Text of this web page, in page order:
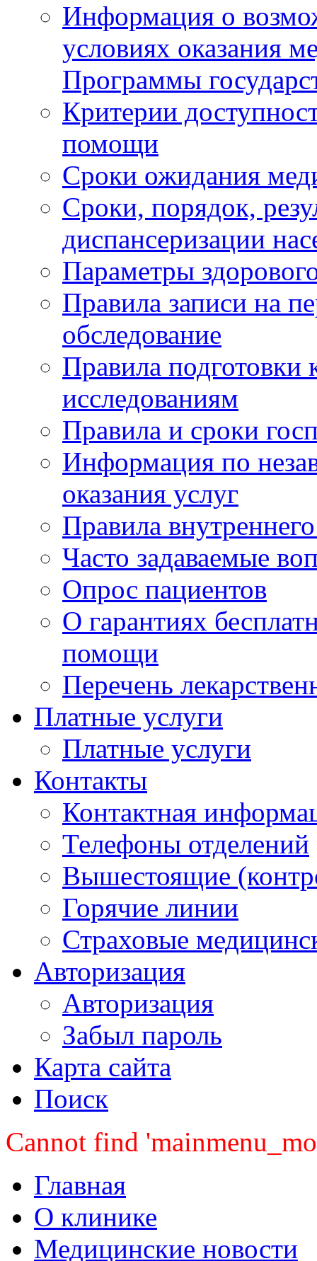
Информация о
условиях оказания
Программы
Критерии
помощи
Сроки ожидания
Сроки, порядок,
диспансеризации
Параметры
Правила записи на
обследование
Правила подготовки
исследованиям
Правила и сроки
Информация по
оказания услуг
Правила
Часто задаваемые
Опрос пациентов
О гарантиях
помощи
Перечень
Платные услуги
Платные услуги
Контакты
Контактная
Телефоны отделений
Вышестоящие
Горячие линии
Страховые
Авторизация
Авторизация
Забыл пароль
Карта сайта
Поиск
Cannot find
Главная
О клинике
Медицинские новости